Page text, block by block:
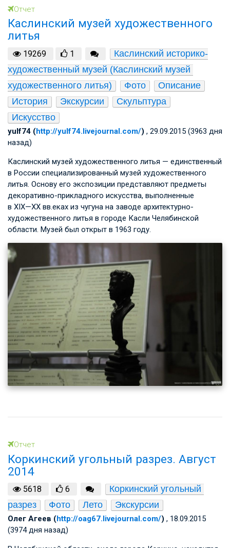
Отчет
Каслинский музей художественного
литья
19269 1
Каслинский историко-
художественный музей (Каслинский музей
художественного литья)
Фото
Описание
История
Экскурсии
Скульптура
Искусство
yulf74 (http://yulf74.livejournal.com/) , 29.09.2015 (3963 дня
назад)
Каслинский музей художественного литья — единственный
в России специализированный музей художественного
литья. Основу его экспозиции представляют предметы
декоративно-прикладного искусства, выполненные
в XIX—XX вв.еках из чугуна на заводе архитектурно-
художественного литья в городе Касли Челябинской
области. Музей был открыт в 1963 году.
Отчет
Коркинский угольный разрез. Август
2014
5618 6
Коркинский угольный
разрез
Фото Лето Экскурсии
Олег Агеев (http://oag67.livejournal.com/) , 18.09.2015
(3974 дня назад)